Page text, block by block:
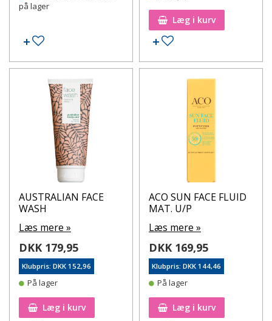
på lager
Tilføj til ønskeseddel
Læg i kurv
Tilføj til ønskeseddel
AUSTRALIAN FACE
WASH
Læs mere »
DKK 179,95
Klubpris: DKK 152,96
På lager
Læg i kurv
ACO SUN FACE FLUID
MAT. U/P
Læs mere »
DKK 169,95
Klubpris: DKK 144,46
På lager
Læg i kurv